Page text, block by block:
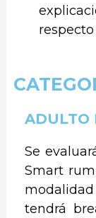
ADULTO
Se
Smart
modalidad
tendrá